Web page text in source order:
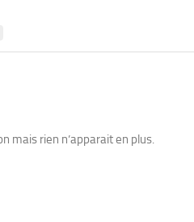
mais rien n’apparait en plus.